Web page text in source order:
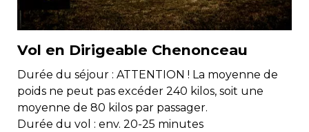
Vol en Dirigeable Chenonceau
Durée du séjour : ATTENTION ! La moyenne de
poids ne peut pas excéder 240 kilos, soit une
moyenne de 80 kilos par passager.
Durée du vol : env. 20-25 minutes